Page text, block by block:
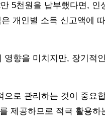
5천원을 납부했다면, 인
개인별 소득 신고액에
향을 미치지만, 장기적
로 관리하는 것이 중요
제공하므로 적극 활용하